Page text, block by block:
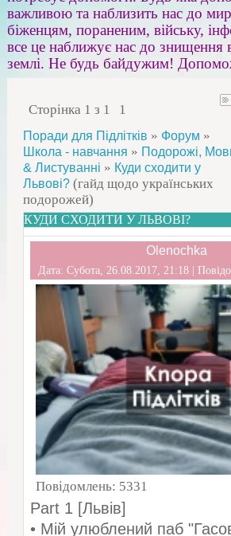
важливою та наблизить нас до
біженцям, пораненим, війську,
все це наближує нас до знищення
землі. Не будь байдужим!
Сторінка 1 з 1 1
Поради для Підлітків » Форум »
Школа - навчання » Подорожі,
& Листуванні » Куди сходити у
Львові? (гайд щодо українських
подорожей)
КУДИ СХОДИТИ У ЛЬВОВІ?
Olenochka
Дата: Субота, 26.08.2017, 21:18 |
Повідомлень: 5331
Part 1 [Львів]
• Мій улюблений паб